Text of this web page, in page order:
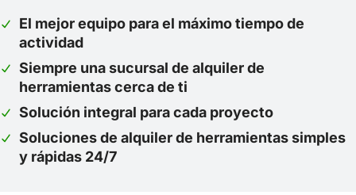
El mejor equipo para el máximo tiempo de
actividad
Siempre una sucursal de alquiler de
herramientas cerca de ti
Solución integral para cada proyecto
Soluciones de alquiler de herramientas simples
y rápidas 24/7